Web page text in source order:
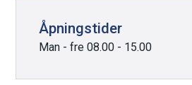
Åpningstider
Man - fre 08.00 - 15.00